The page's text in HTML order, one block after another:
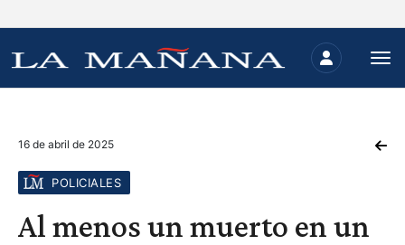
16 de abril de 2025
POLICIALES
Al menos un muerto en un